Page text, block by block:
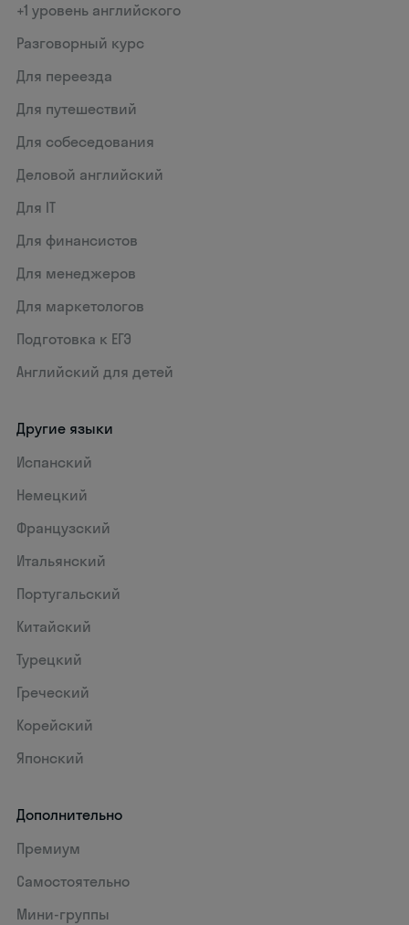
+1 уровень английского
Разговорный курс
Для переезда
Для путешествий
Для собеседования
Деловой английский
Для IT
Для финансистов
Для менеджеров
Для маркетологов
Подготовка к ЕГЭ
Английский для детей
Другие языки
Испанский
Немецкий
Французский
Итальянский
Португальский
Китайский
Турецкий
Греческий
Корейский
Японский
Дополнительно
Премиум
Самостоятельно
Мини-группы